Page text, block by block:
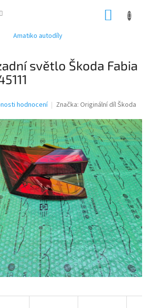
Amatiko autodíly
světlo Škoda Fabia
hodnocení Značka: Originální díl Škoda